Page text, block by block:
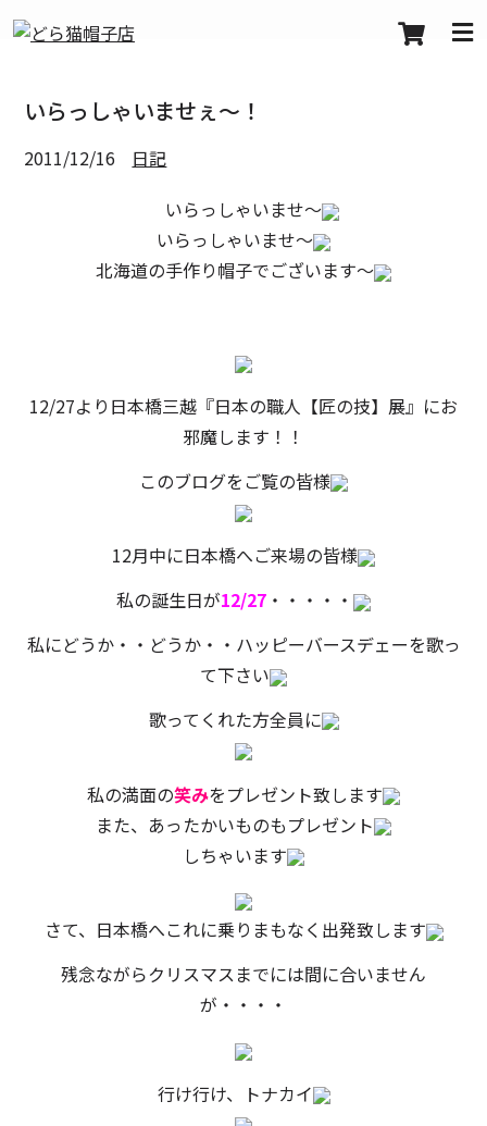
いらっしゃいませぇ～！
2011/12/16
日記
いらっしゃいませ～
いらっしゃいませ～
北海道の手作り帽子でございます～
12/27より日本橋三越『日本の職人【匠の技】展』にお
邪魔します！！
このブログをご覧の皆様
12月中に日本橋へご来場の皆様
私の誕生日が12/27 ・・・・・
私にどうか・・どうか・・ハッピーバースデェーを歌っ
て下さい
歌ってくれた方全員に
私の満面の笑みをプレゼント致します
また、あったかいものもプレゼント
しちゃいます
さて、日本橋へこれに乗りまもなく出発致します
残念ながらクリスマスまでには間に合いません
が・・・・
行け行け、トナカイ